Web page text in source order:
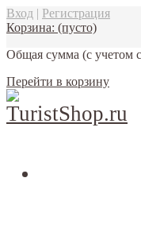
Вход | Регистрация
Корзина: (пусто)
Общая сумма (с учетом
Перейти в корзину